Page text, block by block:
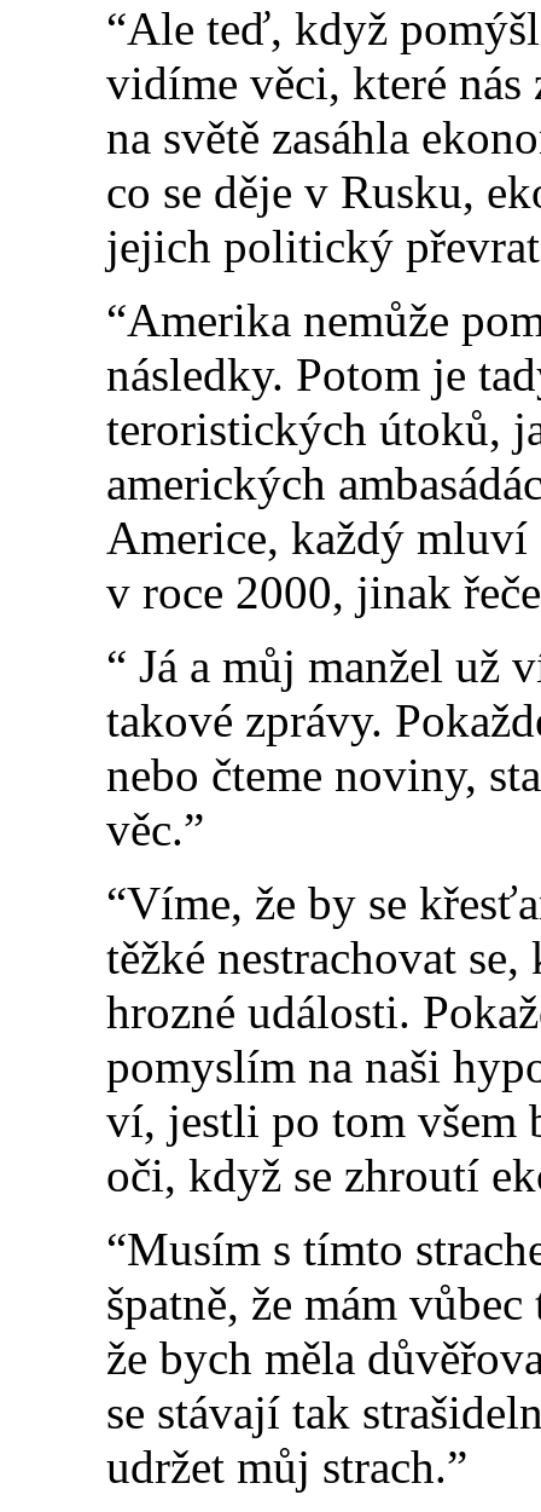
“Ale teď, když
vidíme věci, které nás
na světě zasáhla
co se děje v Rusku,
jejich politický
“Amerika nemůže
následky. Potom je
teroristických útoků,
amerických
Americe, každý mluví
v roce 2000, jinak
“ Já a můj manžel už
takové zprávy.
nebo čteme noviny,
věc.”
“Víme, že by se
těžké nestrachovat
hrozné události.
pomyslím na naši
ví, jestli po tom všem
oči, když se zhroutí
“Musím s tímto
špatně, že mám
že bych měla
se stávají tak
udržet můj strach.”